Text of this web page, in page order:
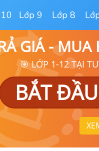
Lớp 9 Lớp 8
GIÁ - MUA
🎯 LỚP 1-12 TẠI
BẮT